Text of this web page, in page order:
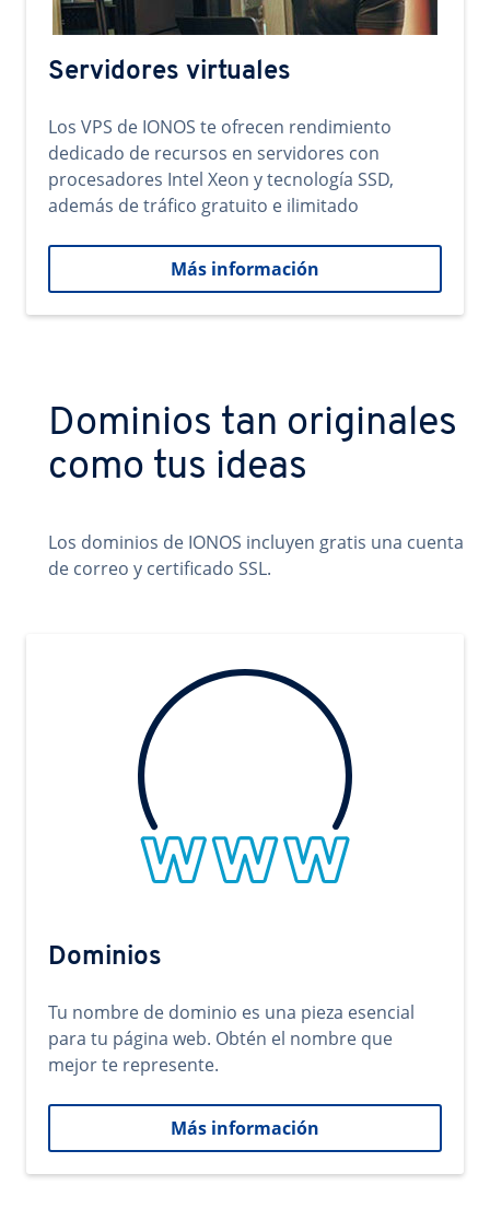
Servidores virtuales
Los VPS de IONOS te ofrecen rendimiento
dedicado de recursos en servidores con
procesadores Intel Xeon y tecnología SSD,
además de tráfico gratuito e ilimitado
Más información
Dominios tan originales
como tus ideas
Los dominios de IONOS incluyen gratis una cuenta
de correo y certificado SSL.
Dominios
Tu nombre de dominio es una pieza esencial
para tu página web. Obtén el nombre que
mejor te represente.
Más información